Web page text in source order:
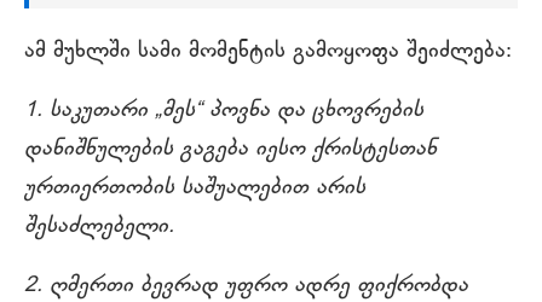
ამ მუხლში სამი მომენტის გამოყოფა შეიძლება:
1. საკუთარი „მეს“ პოვნა და ცხოვრების
დანიშნულების გაგება იესო ქრისტესთან
ურთიერთობის საშუალებით არის
შესაძლებელი.
2. ღმერთი ბევრად უფრო ადრე ფიქრობდა